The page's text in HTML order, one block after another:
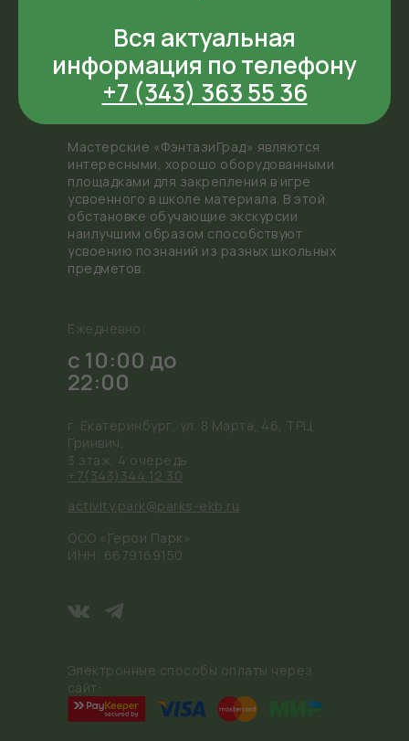
Вся актуальная
информация по телефону
+7 (343) 363 55 36
Мастерские «ФэнтазиГрад» являются
интересными, хорошо оборудованными
площадками для закрепления в игре
усвоенного в школе материала. В этой
обстановке обучающие экскурсии
наилучшим образом способствуют
усвоению познаний из разных школьных
предметов.
г. Екатеринбург, ул. 8 Марта, 46, ТРЦ
Гринвич,
3 этаж, 4 очередь
Ежедневно
с 10:00 до
22:00
+7(343)344 12 30
ООО «Герои Парк»
ИНН: 6679169150
Электронные способы оплаты через
сайт:
activity.park@parks-ekb.ru